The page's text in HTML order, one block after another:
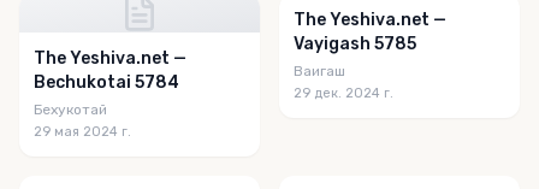
The Yeshiva.net —
Bechukotai 5784
Бехукотай
29 мая 2024 г.
The Yeshiva.net —
Vayigash 5785
Ваигаш
29 дек. 2024 г.